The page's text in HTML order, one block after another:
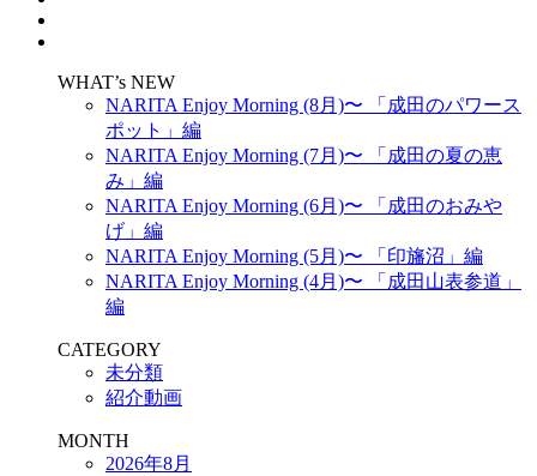
WHAT’s NEW
NARITA Enjoy Morning (8月)〜 「成田のパワース
ポット」編
NARITA Enjoy Morning (7月)〜 「成田の夏の恵
み」編
NARITA Enjoy Morning (6月)〜 「成田のおみや
げ」編
NARITA Enjoy Morning (5月)〜 「印旛沼」編
NARITA Enjoy Morning (4月)〜 「成田山表参道」
編
CATEGORY
未分類
紹介動画
MONTH
2026年8月